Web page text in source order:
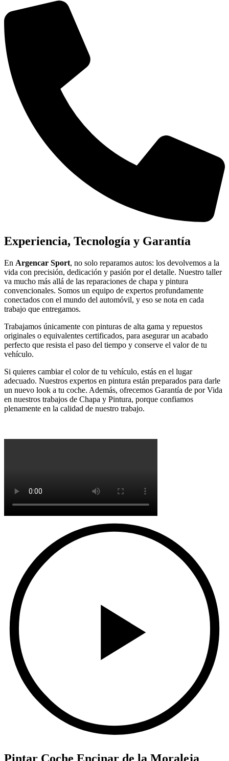
Experiencia, Tecnología y Garantía
En Argencar Sport, no solo reparamos autos: los devolvemos a la
vida con precisión, dedicación y pasión por el detalle. Nuestro taller
va mucho más allá de las reparaciones de chapa y pintura
convencionales. Somos un equipo de expertos profundamente
conectados con el mundo del automóvil, y eso se nota en cada
trabajo que entregamos.
Trabajamos únicamente con pinturas de alta gama y repuestos
originales o equivalentes certificados, para asegurar un acabado
perfecto que resista el paso del tiempo y conserve el valor de tu
vehículo.
Si quieres cambiar el color de tu vehículo, estás en el lugar
adecuado. Nuestros expertos en pintura están preparados para darle
un nuevo look a tu coche. Además, ofrecemos Garantía de por Vida
en nuestros trabajos de Chapa y Pintura, porque confiamos
plenamente en la calidad de nuestro trabajo.
Pintar Coche Encinar de la Moraleja